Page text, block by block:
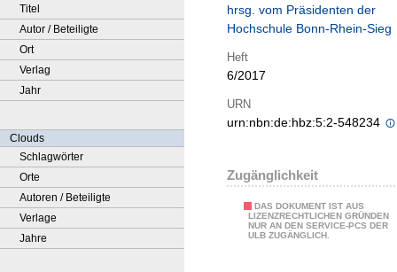
Titel
Autor / Beteiligte
Ort
Verlag
Jahr
Clouds
Schlagwörter
Orte
Autoren / Beteiligte
Verlage
Jahre
hrsg. vom Präsidenten der
Hochschule Bonn-Rhein-Sieg
Heft
6/2017
URN
urn:nbn:de:hbz:5:2-548234
Zugänglichkeit
DAS DOKUMENT IST AUS
LIZENZRECHTLICHEN GRÜNDEN
NUR AN DEN SERVICE-PCS DER
ULB ZUGÄNGLICH.